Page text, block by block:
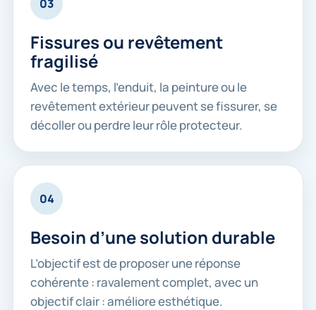
03
Fissures ou revêtement
fragilisé
Avec le temps, l’enduit, la peinture ou le
revêtement extérieur peuvent se fissurer, se
décoller ou perdre leur rôle protecteur.
04
Besoin d’une solution durable
L’objectif est de proposer une réponse
cohérente : ravalement complet, avec un
objectif clair : améliore esthétique.